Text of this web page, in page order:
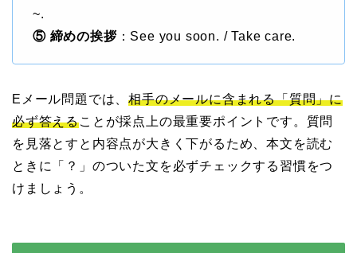
~.
⑤ 締めの挨拶：See you soon. / Take care.
Eメール問題では、相手のメールに含まれる「質問」に
必ず答えることが採点上の最重要ポイントです。質問
を見落とすと内容点が大きく下がるため、本文を読む
ときに「？」のついた文を必ずチェックする習慣をつ
けましょう。